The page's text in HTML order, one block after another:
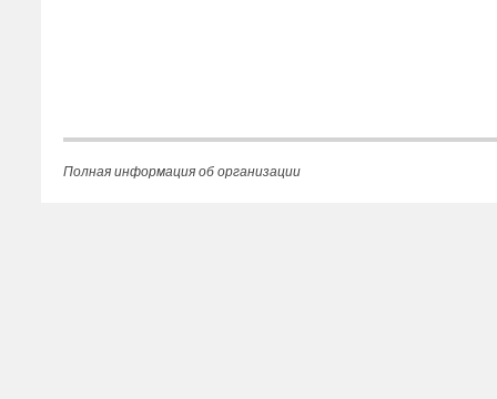
Полная информация об организации